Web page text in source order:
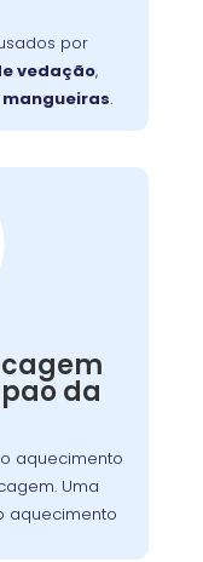
por
vedação,
mangueiras.
ao piso e
água.
da
aquecimento
Uma
aquecimento
ar dentro da
as roupas
por
para